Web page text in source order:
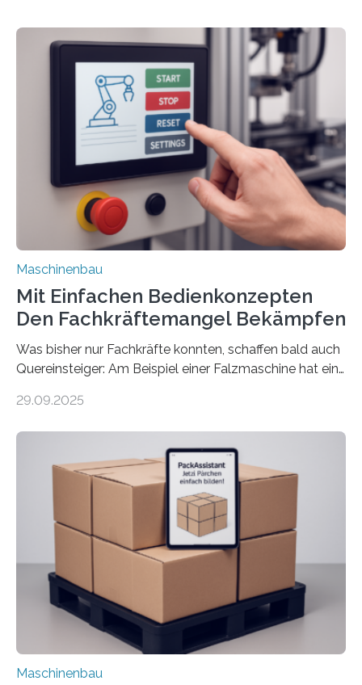
Maschinenbau
Mit Einfachen Bedienkonzepten
Den Fachkräftemangel Bekämpfen
Was bisher nur Fachkräfte konnten, schaffen bald auch
Quereinsteiger: Am Beispiel einer Falzmaschine hat ein
Mensch-Maschine-Schnittstelle so sehr vereinfacht,
Die zugrunde liegende Methodik lässt sich auf alle
anderen Maschinen übertragen. Eine Falzmaschine
umzurüsten ist ein Job für echte Profis. Eine solche
Maschine faltet in Druckereien Broschüren, Prospekte,
Landkarten und vieles mehr – mehrere Zehntausend
Exemplare pro Stunde. Je nach Maschinentyp und
Auftrag kann das Umrüsten…
29.09.2025
Maschinenbau